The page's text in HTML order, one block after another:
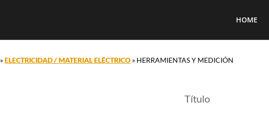
HOME
»ELECTRICIDAD / MATERIAL ELÉCTRICO » HERRAMIENTAS Y MEDICIÓN
Título